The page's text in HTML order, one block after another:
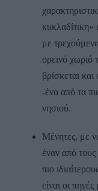
με
ορεινό χωριό
βρίσκεται
-ένα από τα
νησιού.
Μένητες, με
έναν από
πιο
είναι οι